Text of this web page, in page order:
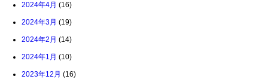
2024年4月 (16)
2024年3月 (19)
2024年2月 (14)
2024年1月 (10)
2023年12月 (16)